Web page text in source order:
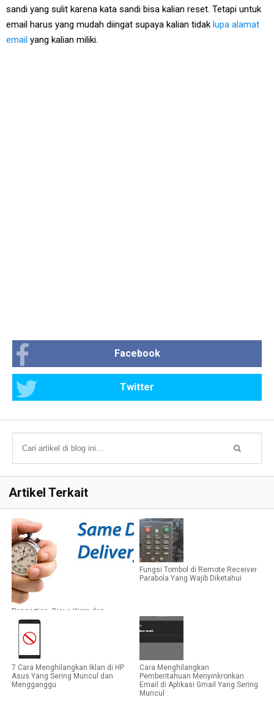
sandi yang sulit karena kata sandi bisa kalian reset. Tetapi untuk
email harus yang mudah diingat supaya kalian tidak lupa alamat
email yang kalian miliki.
Facebook
Twitter
Artikel Terkait
Pengertian, Biaya Kirim dan
Kelebihan Same Day Service
Fungsi Tombol di Remote Receiver
Parabola Yang Wajib Diketahui
7 Cara Menghilangkan Iklan di HP
Asus Yang Sering Muncul dan
Mengganggu
Cara Menghilangkan
Pemberitahuan Menyinkronkan
Email di Aplikasi Gmail Yang Sering
Muncul